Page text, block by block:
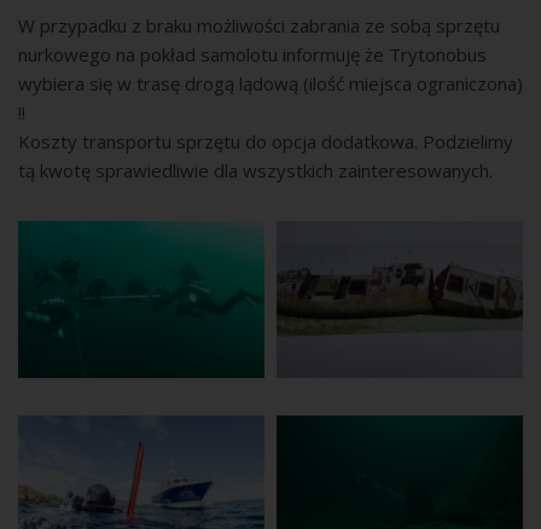
W przypadku z braku możliwości zabrania ze sobą sprzętu
nurkowego na pokład samolotu informuję że Trytonobus
wybiera się w trasę drogą lądową (ilość miejsca ograniczona)
!!
Koszty transportu sprzętu do opcja dodatkowa. Podzielimy
tą kwotę sprawiedliwie dla wszystkich zainteresowanych.